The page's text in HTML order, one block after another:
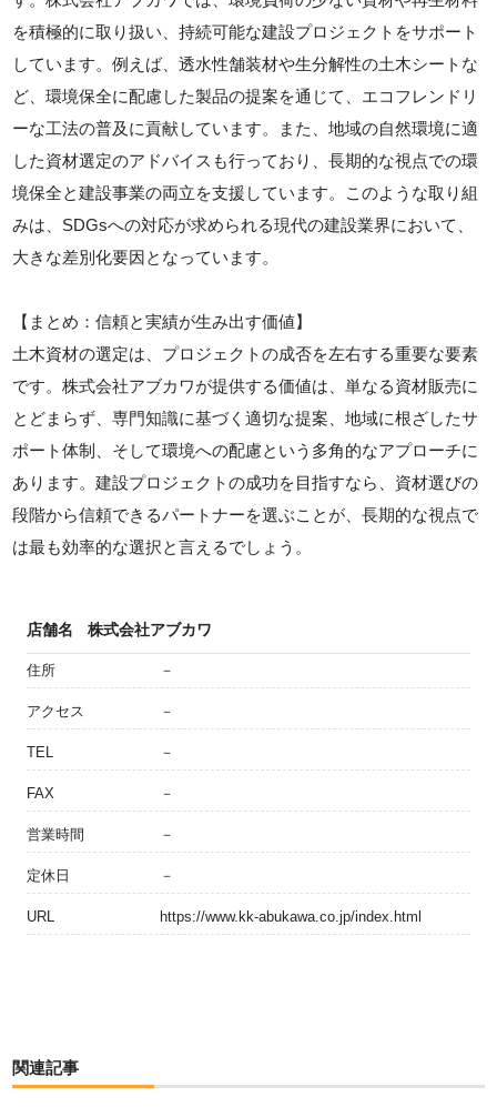
を積極的に取り扱い、持続可能な建設プロジェクトをサポート
しています。例えば、透水性舗装材や生分解性の土木シートな
ど、環境保全に配慮した製品の提案を通じて、エコフレンドリ
ーな工法の普及に貢献しています。また、地域の自然環境に適
した資材選定のアドバイスも行っており、長期的な視点での環
境保全と建設事業の両立を支援しています。このような取り組
みは、SDGsへの対応が求められる現代の建設業界において、
大きな差別化要因となっています。
【まとめ：信頼と実績が生み出す価値】
土木資材の選定は、プロジェクトの成否を左右する重要な要素
です。株式会社アブカワが提供する価値は、単なる資材販売に
とどまらず、専門知識に基づく適切な提案、地域に根ざしたサ
ポート体制、そして環境への配慮という多角的なアプローチに
あります。建設プロジェクトの成功を目指すなら、資材選びの
段階から信頼できるパートナーを選ぶことが、長期的な視点で
は最も効率的な選択と言えるでしょう。
店舗名 株式会社アブカワ
住所 －
アクセス －
TEL －
FAX －
営業時間 －
定休日 －
URL https://www.kk-abukawa.co.jp/index.html
関連記事